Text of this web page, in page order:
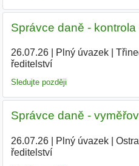
Správce daně - kontrola
26.07.26| Plný úvazek|
ředitelství|
Sledujte později
Správce daně -
26.07.26| Plný úvazek|
ředitelství|